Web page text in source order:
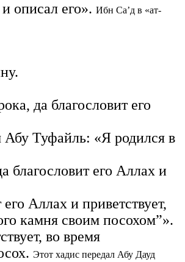
описал его». Ибн Са’д в «ат-
да благословит его
Абу Туфайль: «Я родился в
благословит его Аллах и
Аллах и приветствует,
камня своим посохом”».
во время
Этот хадис передал Абу Дауд